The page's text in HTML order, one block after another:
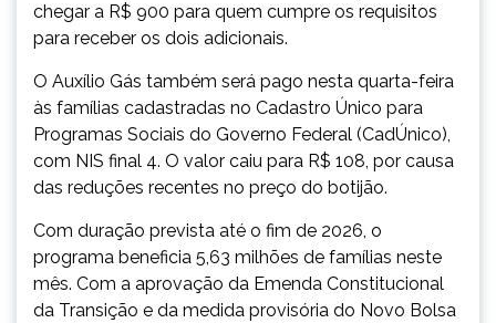
chegar a R$ 900 para quem cumpre os requisitos
para receber os dois adicionais.
O Auxílio Gás também será pago nesta quarta-feira
às famílias cadastradas no Cadastro Único para
Programas Sociais do Governo Federal (CadÚnico),
com NIS final 4. O valor caiu para R$ 108, por causa
das reduções recentes no preço do botijão.
Com duração prevista até o fim de 2026, o
programa beneficia 5,63 milhões de famílias neste
mês. Com a aprovação da Emenda Constitucional
da Transição e da medida provisória do Novo Bolsa